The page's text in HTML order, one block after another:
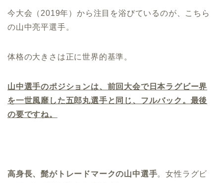
今大会（2019年）から注目を浴びているのが、こちら
の山中亮平選手。
体格の大きさは正に世界的基準。
山中選手のポジションは、前回大会で日本ラグビー界
を一世風靡した五郎丸選手と同じ、フルバック。最後
の要ですね。
高身長、髭がトレードマークの山中選手。女性ラグビ